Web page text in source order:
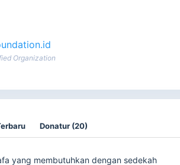
Organization
Donatur (20)
yang membutuhkan dengan sedekah